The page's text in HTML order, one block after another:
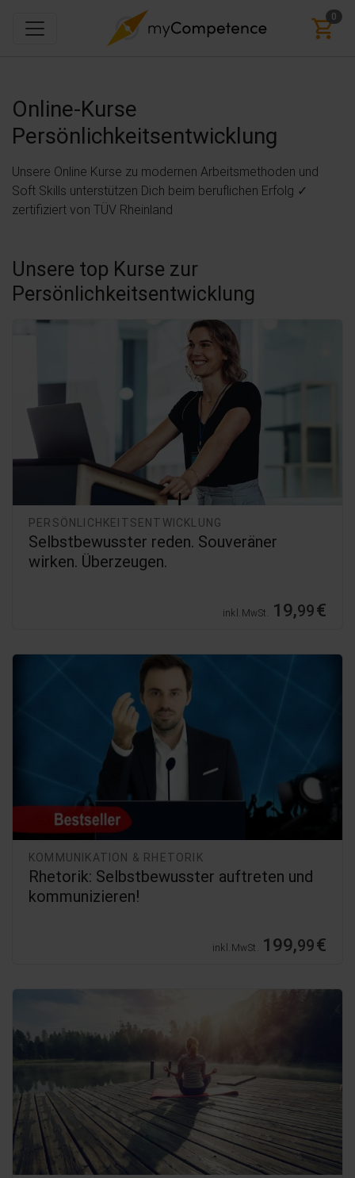
0
Online-Kurse
Persönlichkeitsentwicklung
Unsere Online Kurse zu modernen Arbeitsmethoden und
Soft Skills unterstützen Dich beim beruflichen Erfolg ✓
zertifiziert von TÜV Rheinland
Unsere top Kurse zur
Persönlichkeitsentwicklung
PERSÖNLICHKEITSENTWICKLUNG
Selbstbewusster reden. Souveräner
wirken. Überzeugen.
inkl. MwSt. 19,99€
KOMMUNIKATION & RHETORIK
Rhetorik: Selbstbewusster auftreten und
kommunizieren!
inkl. MwSt. 199,99€